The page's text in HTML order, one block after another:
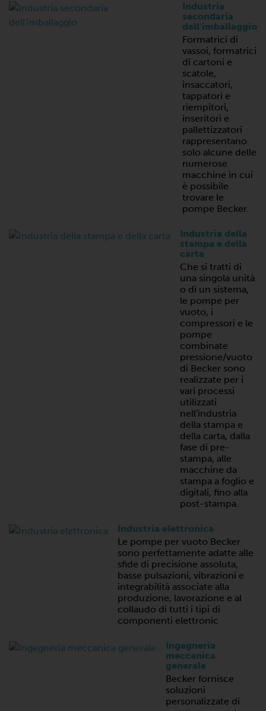
Industria
secondaria
dell'imballaggio
Formatrici di
vassoi, formatrici
di cartoni e
scatole,
insaccatori,
tappatori e
riempitori,
inseritori e
pallettizzatori
rappresentano
solo alcune delle
numerose
macchine in cui
è possibile
trovare le
pompe Becker.
Industria della
stampa e della
carta
Che si tratti di
una singola unità
o di un sistema,
le pompe per
vuoto, i
compressori e le
pompe
combinate
pressione/vuoto
di Becker sono
realizzate per i
vari processi
utilizzati
nell'industria
della stampa e
della carta, dalla
fase di pre-
stampa, alle
macchine da
stampa a foglio e
digitali, fino alla
post-stampa.
Industria elettronica
Le pompe per vuoto Becker
sono perfettamente adatte alle
sfide di precisione assoluta,
basse pulsazioni, vibrazioni e
integrabilità associate alla
produzione, lavorazione e al
collaudo di tutti i tipi di
componenti elettronic
Ingegneria
meccanica
generale
Becker fornisce
soluzioni
personalizzate di